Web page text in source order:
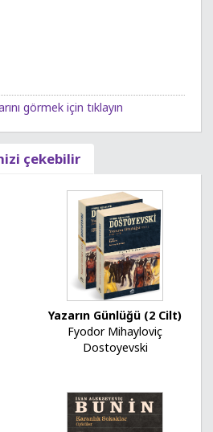
görmek için tıklayın
çekebilir
Yazarın Günlüğü (2 Cilt)
Fyodor Mihayloviç
Dostoyevski